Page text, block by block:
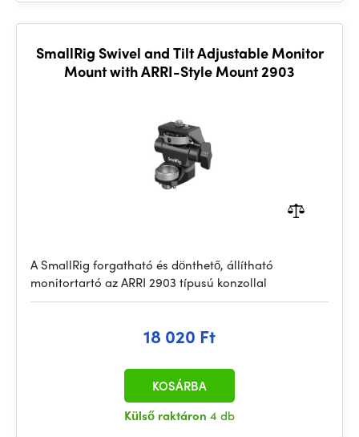
SmallRig Swivel and Tilt Adjustable Monitor
Mount with ARRI-Style Mount 2903
A SmallRig forgatható és dönthető, állítható
monitortartó az ARRI 2903 típusú konzollal
18 020 Ft
Külső raktáron 4 db
KOSÁRBA